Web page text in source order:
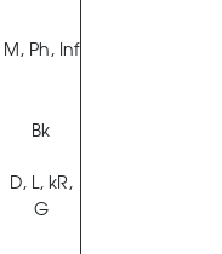
M, Ph, Inf
Bk
D, L, kR,
G